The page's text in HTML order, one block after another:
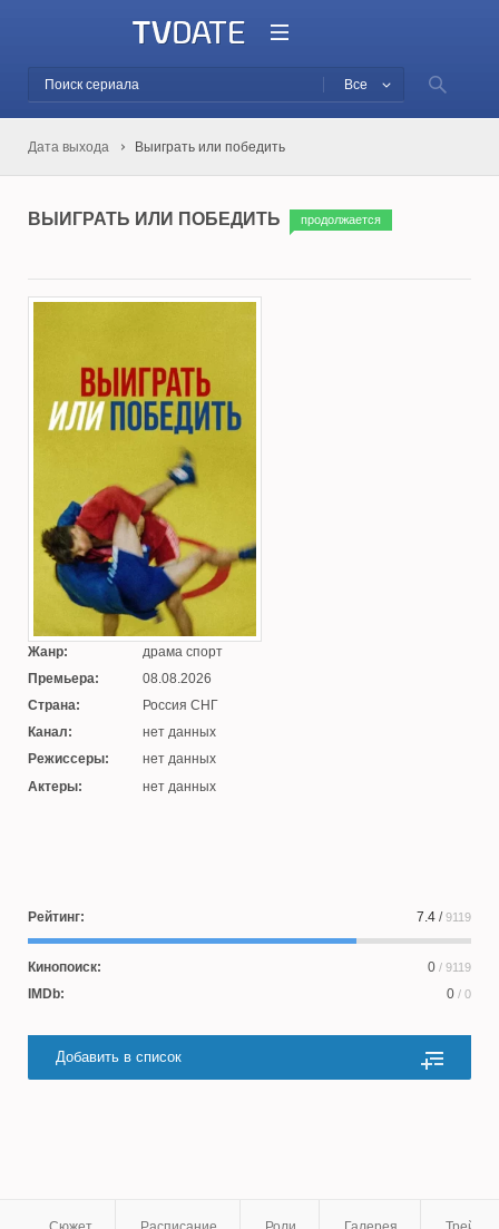
Все
Дата выхода Выиграть или победить
ВЫИГРАТЬ ИЛИ ПОБЕДИТЬ продолжается
Жанр:
драма спорт
Премьера:
08.08.2026
Страна:
Россия СНГ
Канал:
нет данных
Режиссеры:
нет данных
Актеры:
нет данных
Рейтинг: 7.4 /9119
Кинопоиск: 0 / 9119
IMDb: 0 / 0
Добавить в список